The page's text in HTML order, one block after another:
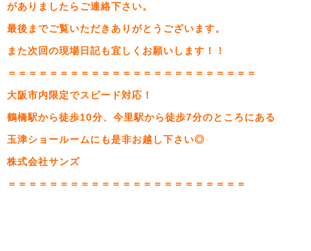
がありましたらご連絡下さい。
最後までご覧いただきありがとうございます。
また次回の現場日記も宜しくお願いします！！
＝＝＝＝＝＝＝＝＝＝＝＝＝＝＝＝＝＝＝＝＝＝＝＝
大阪市内限定でスピード対応！
鶴橋駅から徒歩10分、今里駅から徒歩7分のところにある
玉津ショールームにも是非お越し下さい◎
株式会社サンズ
＝＝＝＝＝＝＝＝＝＝＝＝＝＝＝＝＝＝＝＝＝＝＝